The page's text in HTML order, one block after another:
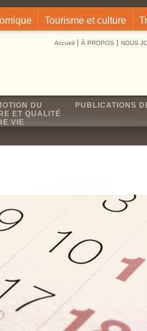
Tourisme et culture
Accueil À PROPOS NOUS
DU
ET QUALITÉ
VIE
PUBLICATIONS